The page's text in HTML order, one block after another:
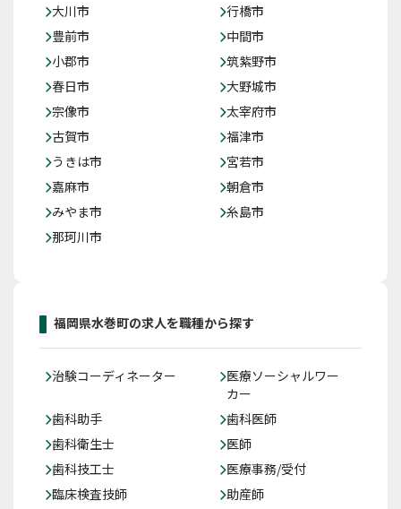
大川市
行橋市
豊前市
中間市
小郡市
筑紫野市
春日市
大野城市
宗像市
太宰府市
古賀市
福津市
うきは市
宮若市
嘉麻市
朝倉市
みやま市
糸島市
那珂川市
福岡県水巻町の求人を職種から探す
治験コーディネーター
医療ソーシャルワー
カー
歯科助手
歯科医師
歯科衛生士
医師
歯科技工士
医療事務/受付
臨床検査技師
助産師